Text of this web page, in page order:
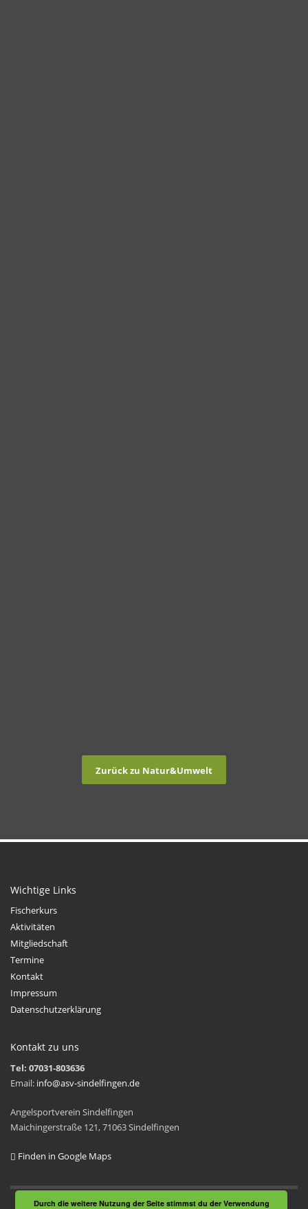
Zurück zu Natur&Umwelt
Wichtige Links
Fischerkurs
Aktivitäten
Mitgliedschaft
Termine
Kontakt
Impressum
Datenschutzerklärung
Kontakt zu uns
Tel: 07031-803636
Email: info@asv-sindelfingen.de
Angelsportverein Sindelfingen
Maichingerstraße 121, 71063 Sindelfingen
Finden in Google Maps
Durch die weitere Nutzung der Seite stimmst du der Verwendung